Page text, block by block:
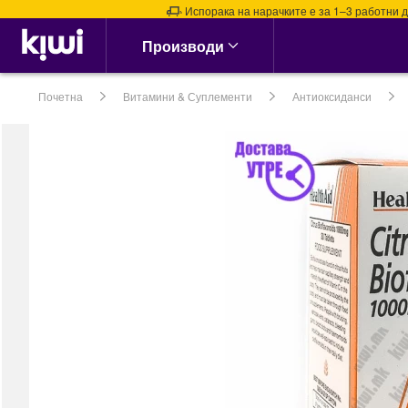
Испорака на нарачките е за 1–3 работни дена.
Аптека & Здравје
Нос
Производи
Почетна Витамини & Суплементи Антиоксиданси